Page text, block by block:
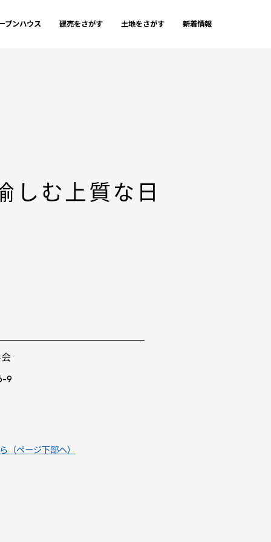
プンハウス 建売をさがす 土地をさがす 新着情報
しむ上質な日
9
（ページ下部へ）